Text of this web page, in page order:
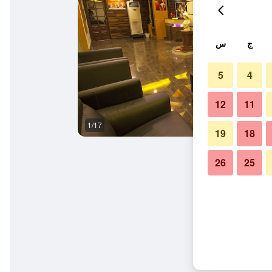
1/17
ج س
4
5
11
12
18
19
25
26